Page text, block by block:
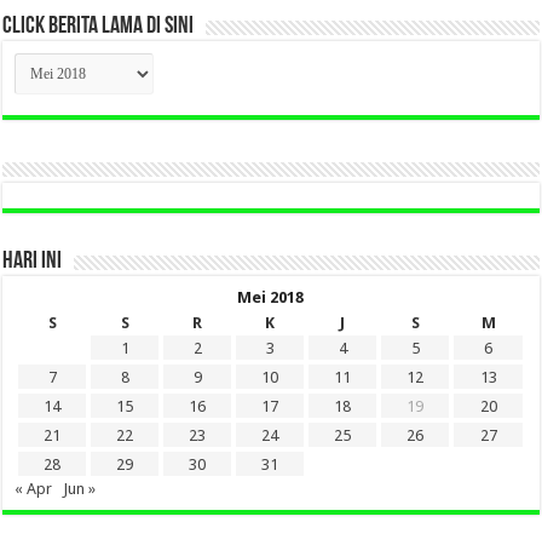
CLICK BERITA LAMA DI SINI
CLICK
BERITA
LAMA
DI
HARI INI
Mei 2018
S
S R K J S
M
1
2 3 4 5
6
7
8 9 10 11 12
13
14
15 16 17 18 19
20
21
22 23 24 25 26
27
28
29 30
31
« Apr
Jun »